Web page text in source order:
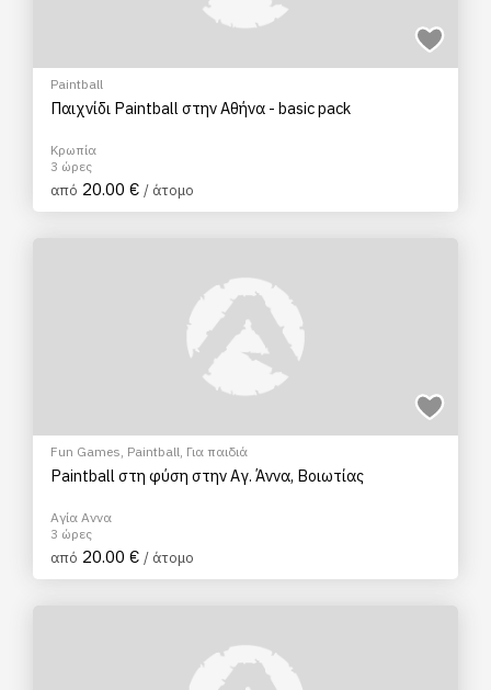
Paintball
Παιχνίδι Paintball στην Αθήνα - basic pack
Κρωπία
3 ώρες
από 20.00 € / άτομο
Fun Games, Paintball, Για παιδιά
Paintball στη φύση στην Αγ. Άννα, Βοιωτίας
Αγία Αννα
3 ώρες
από 20.00 € / άτομο